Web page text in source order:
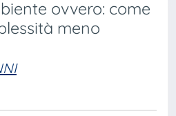
ovvero: come
meno